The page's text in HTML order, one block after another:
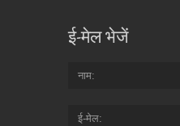
ई-मेल भेजें
नाम
ई-मेल